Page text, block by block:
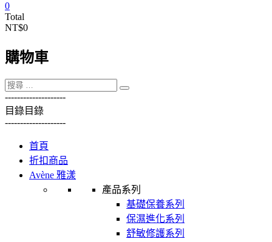
0
Total
NT$0
購物車
--------------------
目錄目錄
--------------------
首頁
折扣商品
Avène 雅漾
產品系列
基礎保養系列
保濕進化系列
舒敏修護系列